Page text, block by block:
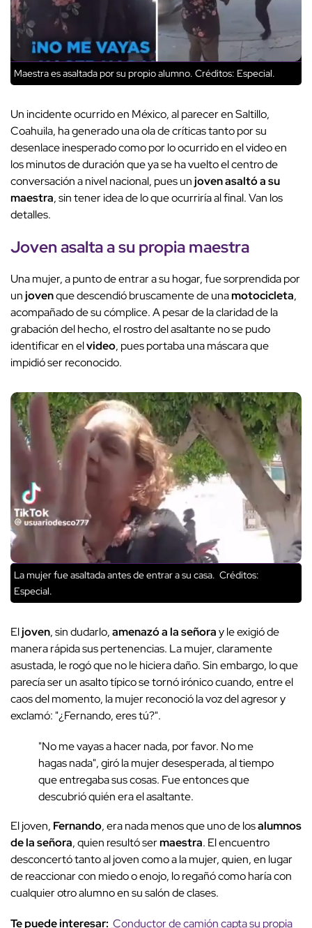
Maestra es asaltada por su propio alumno. Créditos: Especial.
Un incidente ocurrido en México, al parecer en Saltillo,
Coahuila, ha generado una ola de críticas tanto por su
desenlace inesperado como por lo ocurrido en el video en
los minutos de duración que ya se ha vuelto el centro de
conversación a nivel nacional, pues unjoven asaltó a su
maestra, sin tener idea de lo que ocurriría al final. Van los
detalles.
Joven asalta a su propia maestra
Una mujer, a punto de entrar a su hogar, fue sorprendida por
unjovenque descendió bruscamente de unamotocicleta,
acompañado de su cómplice. A pesar de la claridad de la
grabación del hecho, el rostro del asaltante no se pudo
identificar en elvideo, pues portaba una máscara que
impidió ser reconocido.
La mujer fue asaltada antes de entrar a su casa. Créditos:
Especial.
Eljoven, sin dudarlo,amenazó a la señoray le exigió de
manera rápida sus pertenencias. La mujer, claramente
asustada, le rogó que no le hiciera daño. Sin embargo, lo que
parecía ser un asalto típico se tornó irónico cuando, entre el
caos del momento, la mujer reconoció la voz del agresor y
exclamó: "¿Fernando, eres tú?".
"No me vayas a hacer nada, por favor. No me
hagas nada", giró la mujer desesperada, al tiempo
que entregaba sus cosas. Fue entonces que
descubrió quién era el asaltante.
El joven, Fernando, era nada menos que uno de losalumnos
de la señora, quien resultó sermaestra. El encuentro
desconcertó tanto al joven como a la mujer, quien, en lugar
de reaccionar con miedo o enojo, lo regañó como haría con
cualquier otro alumno en su salón de clases.
Te puede interesar: Conductor de camión capta su propia